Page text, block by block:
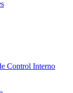
Control Interno